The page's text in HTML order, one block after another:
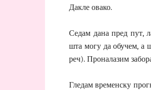
Дакле овако.
Седам дана пред пут,
шта могу да обучем, а
реч). Проналазим
Гледам временску